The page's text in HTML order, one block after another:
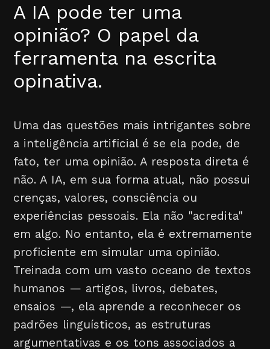
A IA pode ter uma
opinião? O papel da
ferramenta na escrita
opinativa.
Uma das questões mais intrigantes sobre
a inteligência artificial é se ela pode, de
fato, ter uma opinião. A resposta direta é
não. A IA, em sua forma atual, não possui
crenças, valores, consciência ou
experiências pessoais. Ela não "acredita"
em algo. No entanto, ela é extremamente
proficiente em simular uma opinião.
Treinada com um vasto oceano de textos
humanos — artigos, livros, debates,
ensaios —, ela aprende a reconhecer os
padrões linguísticos, as estruturas
argumentativas e os tons associados a